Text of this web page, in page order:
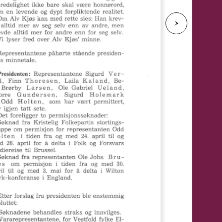
N
e
s
t
e
s
i
d
e